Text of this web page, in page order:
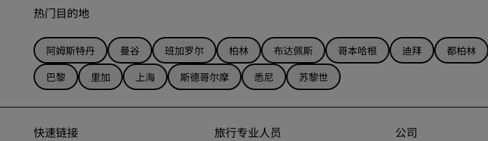
热门目的地
阿姆斯特丹 曼谷 班加罗尔 柏林 布达佩斯 哥本哈根 迪拜 都柏林
巴黎
里加 上海 斯德哥尔摩 悉尼 苏黎世
快速链接 旅行专业人员 公司